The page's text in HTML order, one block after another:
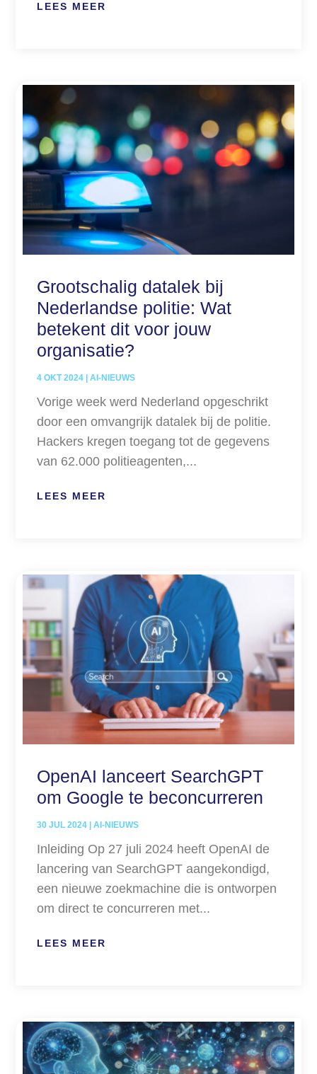
LEES MEER
Grootschalig datalek bij
Nederlandse politie: Wat
betekent dit voor jouw
organisatie?
4 OKT 2024 |AI-NIEUWS
Vorige week werd Nederland opgeschrikt
door een omvangrijk datalek bij de politie.
Hackers kregen toegang tot de gegevens
van 62.000 politieagenten,...
LEES MEER
OpenAI lanceert SearchGPT
om Google te beconcurreren
30 JUL 2024 |AI-NIEUWS
Inleiding Op 27 juli 2024 heeft OpenAI de
lancering van SearchGPT aangekondigd,
een nieuwe zoekmachine die is ontworpen
om direct te concurreren met...
LEES MEER